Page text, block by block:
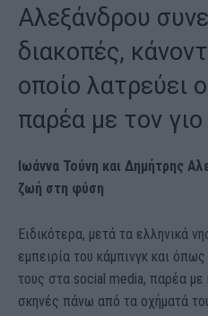
Αλεξάνδρου
διακοπές,
οποίο λατρεύει
παρέα με τον
Ιωάννα Τούνη και Δημήτρης
ζωή στη φύση
Ειδικότερα, μετά τα ελληνικά
εμπειρία του κάμπινγκ και
τους στα social media, παρέα
σκηνές πάνω από τα οχήματά